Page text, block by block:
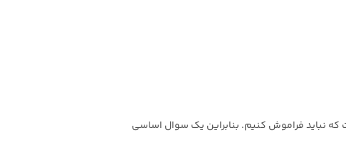
که نباید فراموش کنیم. بنابراین یک سوال اساسی